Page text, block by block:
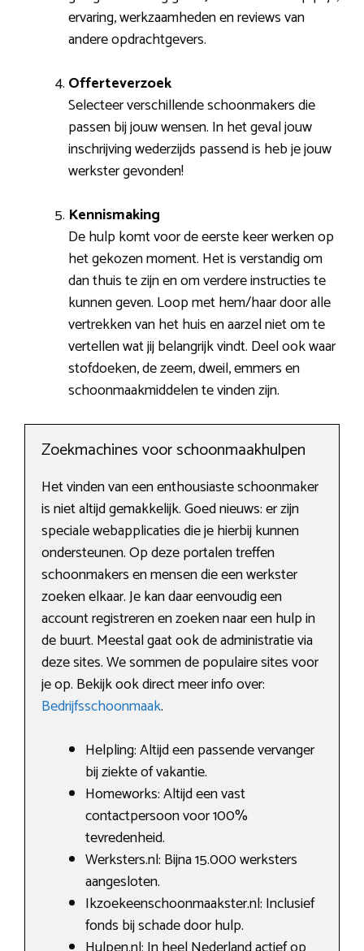
ervaring, werkzaamheden en reviews van
andere opdrachtgevers.
Offerteverzoek
Selecteer verschillende schoonmakers die
passen bij jouw wensen. In het geval jouw
inschrijving wederzijds passend is heb je jouw
werkster gevonden!
Kennismaking
De hulp komt voor de eerste keer werken op
het gekozen moment. Het is verstandig om
dan thuis te zijn en om verdere instructies te
kunnen geven. Loop met hem/haar door alle
vertrekken van het huis en aarzel niet om te
vertellen wat jij belangrijk vindt. Deel ook waar
stofdoeken, de zeem, dweil, emmers en
schoonmaakmiddelen te vinden zijn.
Zoekmachines voor schoonmaakhulpen
Het vinden van een enthousiaste schoonmaker
is niet altijd gemakkelijk. Goed nieuws: er zijn
speciale webapplicaties die je hierbij kunnen
ondersteunen. Op deze portalen treffen
schoonmakers en mensen die een werkster
zoeken elkaar. Je kan daar eenvoudig een
account registreren en zoeken naar een hulp in
de buurt. Meestal gaat ook de administratie via
deze sites. We sommen de populaire sites voor
je op. Bekijk ook direct meer info over:
Bedrijfsschoonmaak.
Helpling: Altijd een passende vervanger
bij ziekte of vakantie.
Homeworks: Altijd een vast
contactpersoon voor 100%
tevredenheid.
Werksters.nl: Bijna 15.000 werksters
aangesloten.
Ikzoekeenschoonmaakster.nl: Inclusief
fonds bij schade door hulp.